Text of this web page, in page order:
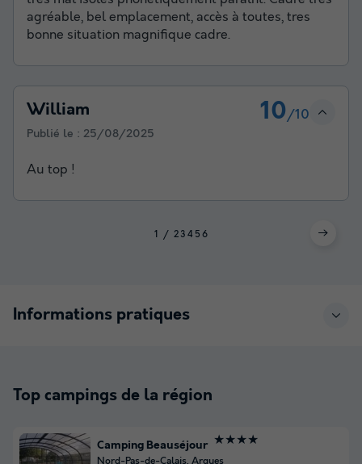
agréable, bel emplacement, accès à toutes, tres
bonne situation magnifique cadre.
William 10/10
Publié le : 25/08/2025
Au top !
1 2 3 4 5 6
Informations pratiques
Top campings de la région
Camping Beauséjour ★★★★
Nord-Pas-de-Calais, Arques